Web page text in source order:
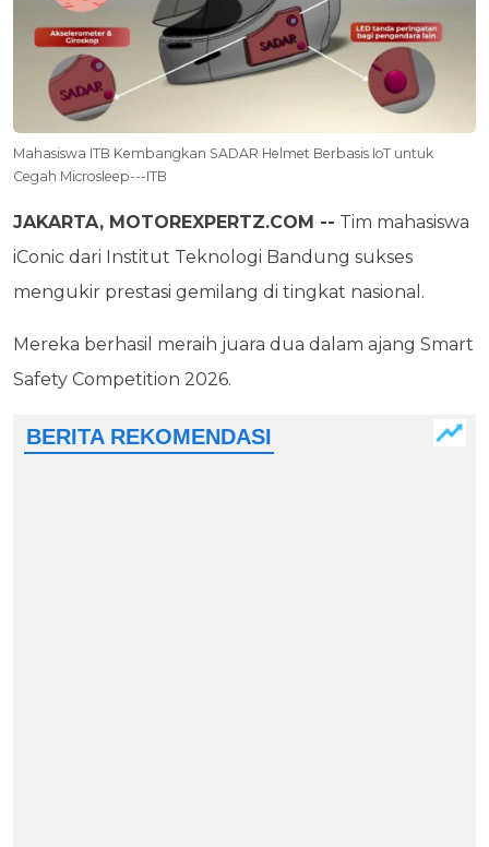
Mahasiswa ITB Kembangkan SADAR Helmet Berbasis IoT untuk
Cegah Microsleep---ITB
JAKARTA, MOTOREXPERTZ.COM -- Tim mahasiswa
iConic dari Institut Teknologi Bandung sukses
mengukir prestasi gemilang di tingkat nasional.
Mereka berhasil meraih juara dua dalam ajang Smart
Safety Competition 2026.